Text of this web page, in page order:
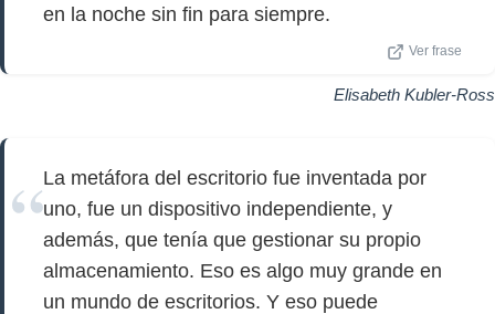
en la noche sin fin para siempre.
Ver frase
Elisabeth Kubler-Ross
La metáfora del escritorio fue inventada por
uno, fue un dispositivo independiente, y
además, que tenía que gestionar su propio
almacenamiento. Eso es algo muy grande en
un mundo de escritorios. Y eso puede